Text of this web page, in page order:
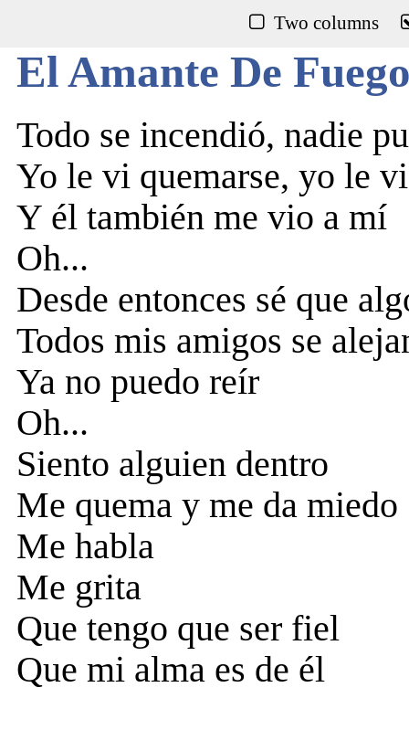
Two columns
El Amante De
Todo se incendió, nadie
Yo le vi quemarse, yo le
Y él también me vio a mí
Oh...
Desde entonces sé que
Todos mis amigos se
Ya no puedo reír
Oh...
Siento alguien dentro
Me quema y me da miedo
Me habla
Me grita
Que tengo que ser fiel
Que mi alma es de él